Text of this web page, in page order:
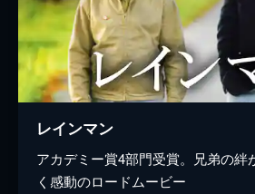
レインマン
アカデミー賞4部門受賞。兄弟の絆
く感動のロードムービー